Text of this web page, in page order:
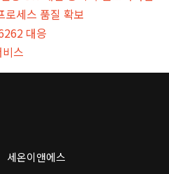
로세스 품질 확보
대응
스
세온이앤에스